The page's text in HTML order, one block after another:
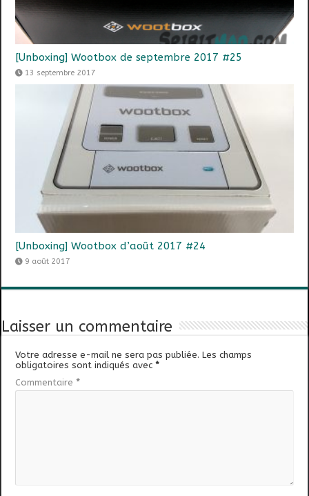
[Unboxing] Wootbox de septembre 2017 #25
13 septembre 2017
[Unboxing] Wootbox d’août 2017 #24
9 août 2017
Laisser un commentaire
Votre adresse e-mail ne sera pas publiée. Les champs
obligatoires sont indiqués avec*
Commentaire *